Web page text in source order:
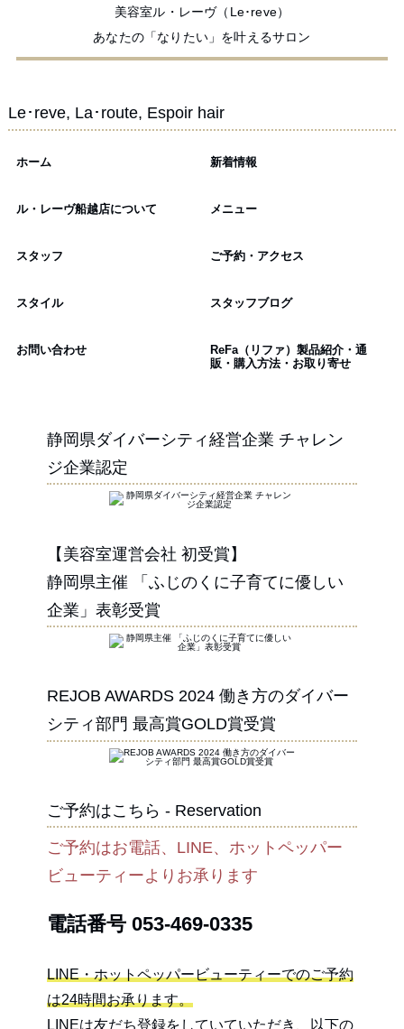
美容室ル・レーヴ（Le･reve）
あなたの「なりたい」を叶えるサロン
Le･reve, La･route, Espoir hair
ホーム 新着情報
ル・レーヴ船越店について メニュー
スタッフ ご予約・アクセス
スタイル スタッフブログ
お問い合わせ
ReFa（リファ）製品紹介・通
販・購入方法・お取り寄せ
静岡県ダイバーシティ経営企業 チャレン
ジ企業認定
【美容室運営会社 初受賞】
静岡県主催 「ふじのくに子育てに優しい
企業」表彰受賞
REJOB AWARDS 2024 働き方のダイバー
シティ部門 最高賞GOLD賞受賞
ご予約はこちら - Reservation
ご予約はお電話、LINE、ホットペッパー
ビューティーよりお承ります
電話番号 053-469-0335
LINE・ホットペッパービューティーでのご予約
は24時間お承ります。
LINEは友だち登録をしていていただき、以下の